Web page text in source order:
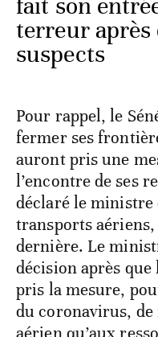
fait son
terreur après
suspects
Pour rappel, le
fermer ses
auront pris une
l’encontre de ses
déclaré le ministre
transports
dernière. Le
décision après
pris la mesure,
du coronavirus, de